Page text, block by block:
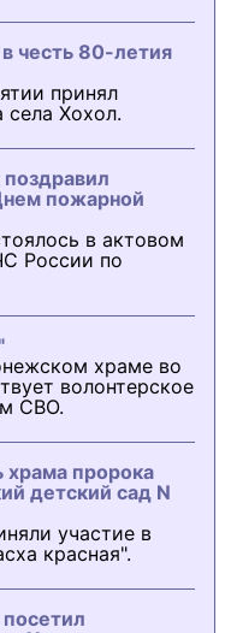
честь 80-летия
принял
села Хохол.
пожарной
в актовом
России по
храме во
волонтерское
СВО.
храма пророка
детский сад N
участие в
красная".